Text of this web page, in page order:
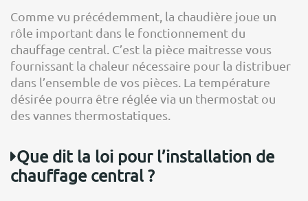
Comme vu précédemment, la chaudière joue un
rôle important dans le fonctionnement du
chauffage central. C’est la pièce maitresse vous
fournissant la chaleur nécessaire pour la distribuer
dans l’ensemble de vos pièces. La température
désirée pourra être réglée via un thermostat ou
des vannes thermostatiques.
Que dit la loi pour l’installation de
chauffage central ?